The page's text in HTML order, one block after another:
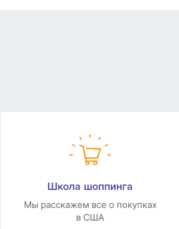
Школа шоппинга
Мы расскажем все о покупках
в США